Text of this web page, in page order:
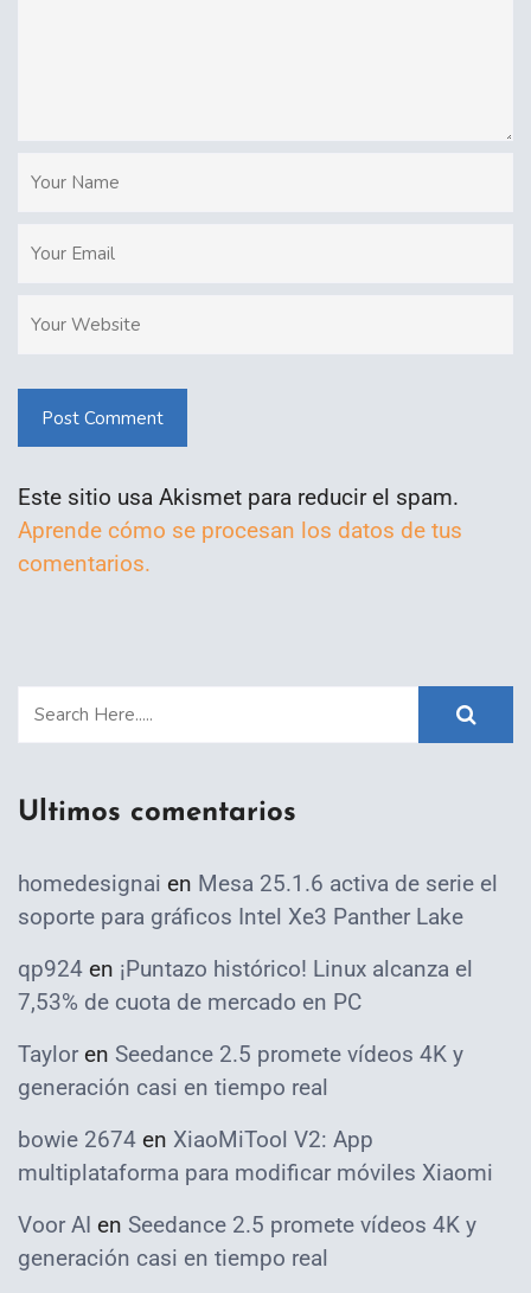
Post Comment
Este sitio usa Akismet para reducir el spam.
Aprende cómo se procesan los datos de tus
comentarios.
Ultimos comentarios
homedesignai en Mesa 25.1.6 activa de serie el
soporte para gráficos Intel Xe3 Panther Lake
qp924 en ¡Puntazo histórico! Linux alcanza el
7,53% de cuota de mercado en PC
Taylor en Seedance 2.5 promete vídeos 4K y
generación casi en tiempo real
bowie 2674 en XiaoMiTool V2: App
multiplataforma para modificar móviles Xiaomi
Voor AI en Seedance 2.5 promete vídeos 4K y
generación casi en tiempo real